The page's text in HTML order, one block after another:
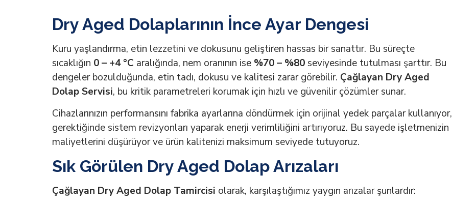
Dry Aged Dolaplarının İnce Ayar Dengesi
Kuru yaşlandırma, etin lezzetini ve dokusunu geliştiren hassas bir sanattır. Bu süreçte
sıcaklığın 0 – +4 °C aralığında, nem oranının ise %70 – %80seviyesinde tutulması şarttır. Bu
dengeler bozulduğunda, etin tadı, dokusu ve kalitesi zarar görebilir. Çağlayan Dry Aged
Dolap Servisi, bu kritik parametreleri korumak için hızlı ve güvenilir çözümler sunar.
Cihazlarınızın performansını fabrika ayarlarına döndürmek için orijinal yedek parçalar kullanıyor,
gerektiğinde sistem revizyonları yaparak enerji verimliliğini artırıyoruz. Bu sayede işletmenizin
maliyetlerini düşürüyor ve ürün kalitenizi maksimum seviyede tutuyoruz.
Sık Görülen Dry Aged Dolap Arızaları
Çağlayan Dry Aged Dolap Tamircisi olarak, karşılaştığımız yaygın arızalar şunlardır: